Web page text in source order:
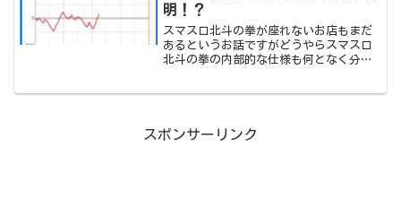
明！？
スマスロ北斗の拳が座れないお店もまだ
あるというお話ですがどうやらスマスロ
北斗の拳の内部的な仕様も何となく分か
スポンサーリンク